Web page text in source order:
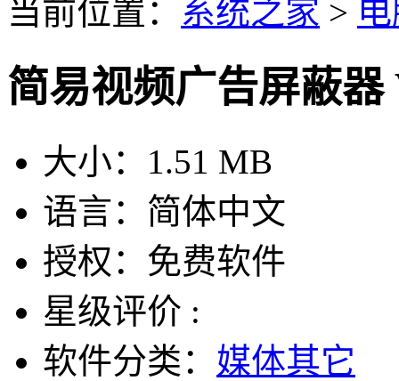
当前位置： 系统之家 >
简易视频广告屏蔽器
大小： 1.51 MB
语言： 简体中文
授权： 免费软件
星级评价 :
软件分类： 媒体其它